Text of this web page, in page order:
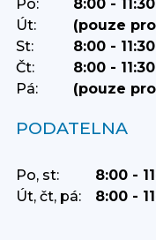
Po:
8:00 -
Út:
(pouze
St:
8:00 -
Čt:
8:00 -
Pá:
(pouze
PODATELNA
Po, st:
8:00 -
Út, čt, pá:
8:00 -